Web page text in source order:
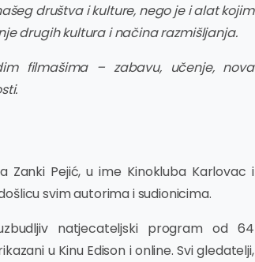
društva i kulture, nego je i alat kojim
drugih kultura i načina razmišljanja.
filmašima – zabavu, učenje, nova
Zanki Pejić, u ime Kinokluba Karlovac i
svim autorima i sudionicima.
natjecateljski program od 64
u Kinu Edison i online. Svi gledatelji,